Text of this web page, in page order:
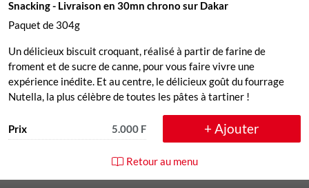
Snacking- Livraison en 30mn chrono sur Dakar
Paquet de 304g
Un délicieux biscuit croquant, réalisé à partir de farine de
froment et de sucre de canne, pour vous faire vivre une
expérience inédite. Et au centre, le délicieux goût du fourrage
Nutella, la plus célèbre de toutes les pâtes à tartiner !
Prix 5.000 F + Ajouter
Retour au menu